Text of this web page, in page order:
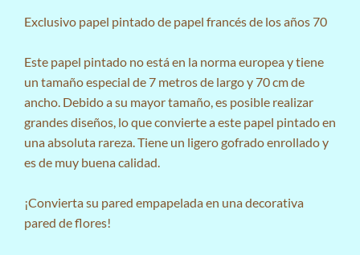
Exclusivo papel pintado de papel francés de los años 70
Este papel pintado no está en la norma europea y tiene
un tamaño especial de 7 metros de largo y 70 cm de
ancho. Debido a su mayor tamaño, es posible realizar
grandes diseños, lo que convierte a este papel pintado en
una absoluta rareza. Tiene un ligero gofrado enrollado y
es de muy buena calidad.
¡Convierta su pared empapelada en una decorativa
pared de flores!